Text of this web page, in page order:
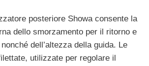
posteriore Showa consente la
dello smorzamento per il ritorno e
dell’altezza della guida. Le
utilizzate per regolare il